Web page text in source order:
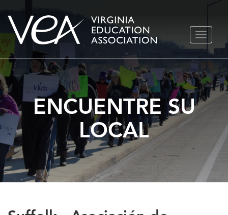
Ir
contenido
ENCUENTRE SU
LOCAL